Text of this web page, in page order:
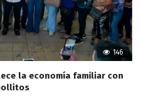
146
la economía familiar con